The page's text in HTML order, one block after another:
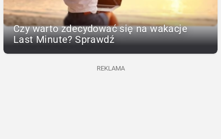
Czy warto zdecydować się na wakacje
Last Minute? Sprawdź
REKLAMA